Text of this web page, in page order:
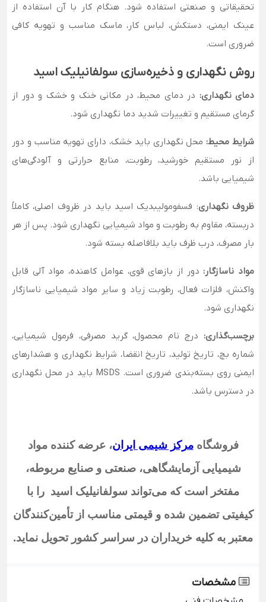
تحقیقاتی و صنعتی استفاده شود. هنگام کار با آن استفاده از
عینک ایمنی، دستکش، لباس کار، ماسک مناسب و تهویه کافی
ضروری است.
روش نگهداری و ذخیره‌سازی سولفانیلیک اسید
دمای نگهداری: در دمای محیط، در مکانی خنک و خشک و دور از
گرمای مستقیم و تغییرات شدید دما نگهداری شود.
شرایط محیط: محل نگهداری باید خشک، دارای تهویه مناسب و دور
از نور مستقیم خورشید، رطوبت، منابع حرارتی و آلودگی‌های
شیمیایی باشد.
ظروف نگهداری: فسفومولیبدیک اسید باید در ظروف اصلی، کاملاً
دربسته، مقاوم به رطوبت و مواد شیمیایی نگهداری شود. پس از هر
بار مصرف، درب ظرف باید بلافاصله بسته شود.
مواد ناسازگار: دور از بازهای قوی، عوامل کاهنده، مواد آلی قابل
واکنش، فلزات فعال، رطوبت زیاد و سایر مواد شیمیایی ناسازگار
نگهداری شود.
برچسب‌گذاری: درج نام محصول، گرید مصرفی، فرمول شیمیایی،
شماره بچ، تاریخ تولید، تاریخ انقضا، شرایط نگهداری و هشدارهای
ایمنی روی بسته‌بندی ضروری است. MSDS باید در محل نگهداری
در دسترس باشد.
فروشگاهمرکز شیمی ایران،عرضه کننده مواد
شیمیایی آزمایشگاهی، صنعتی و صنایع مربوطه،
مفتخر است که می‌تواند سولفانیلیک اسید را با
کیفیتی تضمین شده و قیمتی مناسب از تأمین‌کنندگان
معتبر به کلیه خریداران در سراسر کشور تحویل نماید.
مشخصات